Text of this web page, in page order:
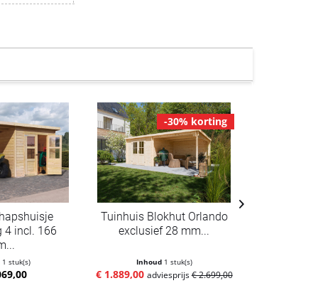
4 incl. 166
1 stuk(s)
-30% korting
Tuinhuis Blokhut Orlando
exclusief 28 mm...
Inhoud 1 stuk(s)
€ 1.889,00 adviesprijs€ 2.699,00